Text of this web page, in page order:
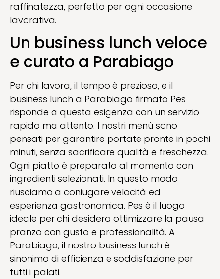
raffinatezza, perfetto per ogni occasione
lavorativa.
Un business lunch veloce
e curato a Parabiago
Per chi lavora, il tempo è prezioso, e il
business lunch a Parabiago firmato Pes
risponde a questa esigenza con un servizio
rapido ma attento. I nostri menù sono
pensati per garantire portate pronte in pochi
minuti, senza sacrificare qualità e freschezza.
Ogni piatto è preparato al momento con
ingredienti selezionati. In questo modo
riusciamo a coniugare velocità ed
esperienza gastronomica. Pes è il luogo
ideale per chi desidera ottimizzare la pausa
pranzo con gusto e professionalità. A
Parabiago, il nostro business lunch è
sinonimo di efficienza e soddisfazione per
tutti i palati.